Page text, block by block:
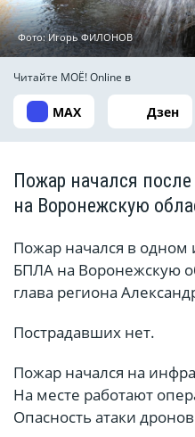
Фото: Игорь ФИЛОНОВ
Читайте МОЁ! Online в
MAX Дзен
Пожар начался
на Воронежскую
Пожар начался в одном
БПЛА на Воронежскую
глава региона
Пострадавших нет.
Пожар начался на
На месте работают
Опасность атаки